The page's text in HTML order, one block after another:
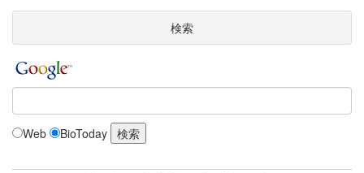
検索
Web BioToday